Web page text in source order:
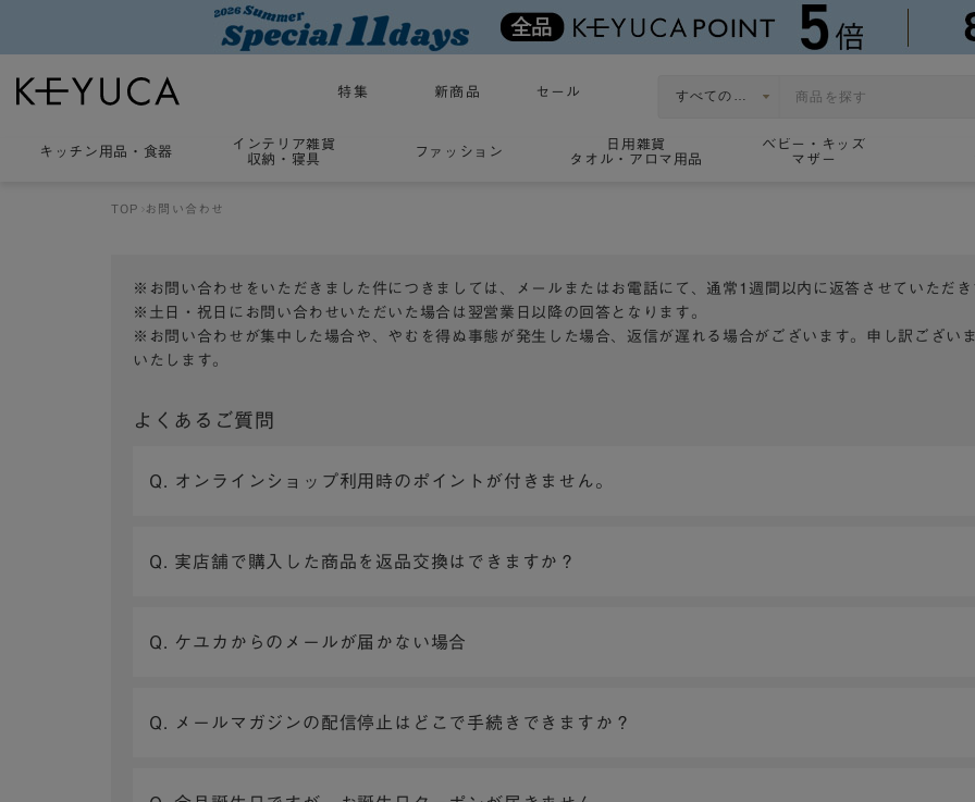
特集 新商品 セール
キッチン用品 ・ 食器
インテリア雑貨
収納・寝具
ファッション
日用雑貨
タオル・アロマ用品
ベビー・キッズ
マザー
TOP お問い合わせ
※お問い合わせをいただきました件につきましては、メールまたはお電話にて、通常1週間以内に返答させていただ
※土日・祝日にお問い合わせいただいた場合は翌営業日以降の回答となります。
※お問い合わせが集中した場合や、やむを得ぬ事態が発生した場合、返信が遅れる場合がございます。申し訳ござい
いたします。
よくあるご質問
Q. オンラインショップ利用時のポイントが付きません。
Q. 実店舗で購入した商品を返品交換はできますか？
Q. ケユカからのメールが届かない場合
Q. メールマガジンの配信停止はどこで手続きできますか？